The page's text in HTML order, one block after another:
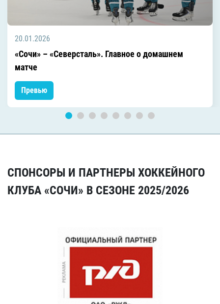
20.01.2026
«Сочи» – «Северсталь». Главное о домашнем
матче
Превью
СПОНСОРЫ И ПАРТНЕРЫ ХОККЕЙНОГО
КЛУБА «СОЧИ» В СЕЗОНЕ 2025/2026